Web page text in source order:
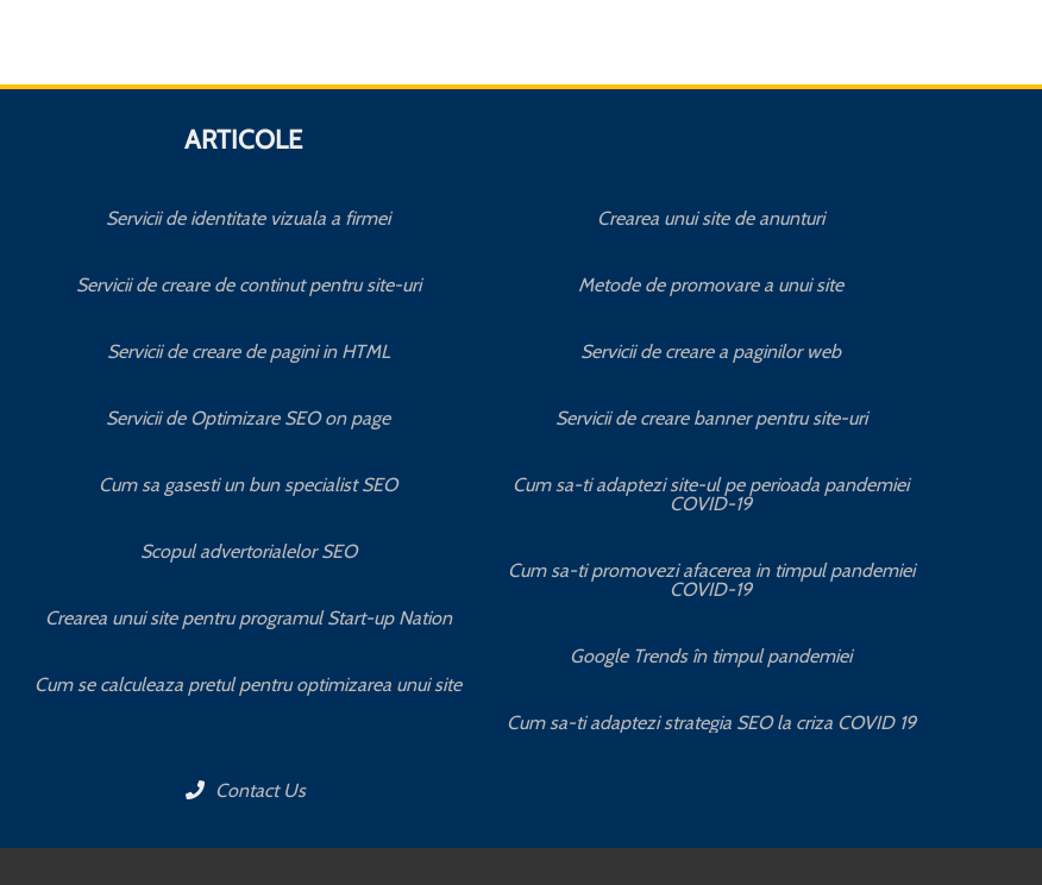
ARTICOLE
Servicii de identitate vizuala a firmei
Servicii de creare de continut pentru site-uri
Servicii de creare de pagini in HTML
Servicii de Optimizare SEO on page
Cum sa gasesti un bun specialist SEO
Scopul advertorialelor SEO
Crearea unui site pentru programul Start-up Nation
Cum se calculeaza pretul pentru optimizarea unui site
Crearea unui site de anunturi
Metode de promovare a unui site
Servicii de creare a paginilor web
Servicii de creare banner pentru site-uri
Cum sa-ti adaptezi site-ul pe perioada pandemiei
COVID-19
Cum sa-ti promovezi afacerea in timpul pandemiei
COVID-19
Google Trends în timpul pandemiei
Cum sa-ti adaptezi strategia SEO la criza COVID 19
Contact Us